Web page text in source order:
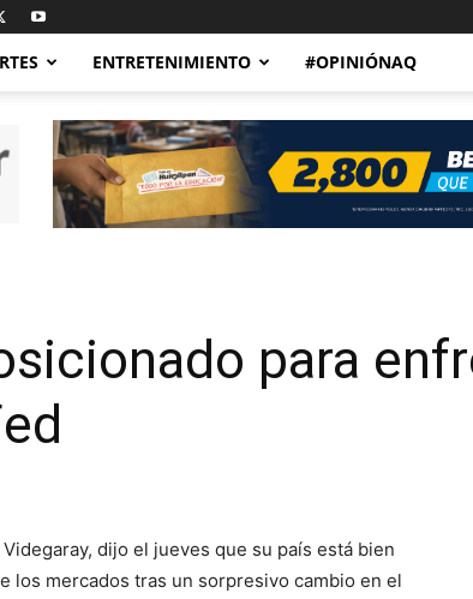
ENTRETENIMIENTO #OPINIÓNAQ
para
dijo el jueves que su país está bien
los mercados tras un sorpresivo cambio en el